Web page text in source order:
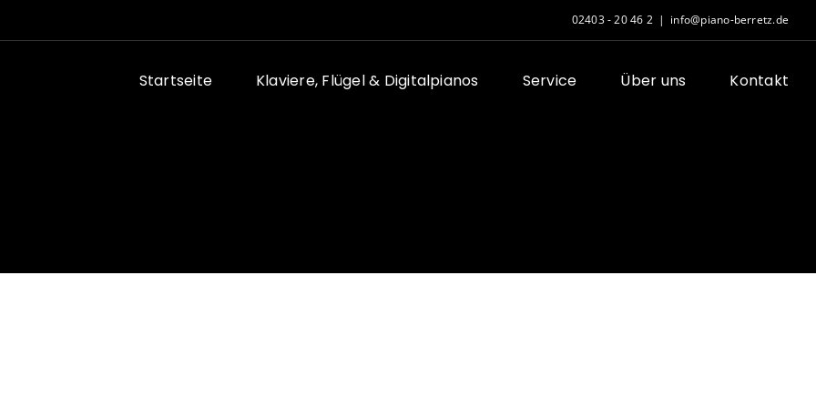
02403 - 20 46 2 | info@piano-berretz.de
Startseite Klaviere, Flügel & Digitalpianos Service Über uns Kontakt